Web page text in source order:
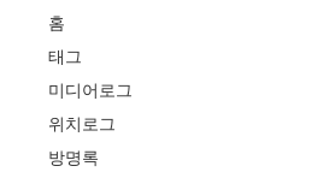
홈
태그
미디어로그
위치로그
방명록